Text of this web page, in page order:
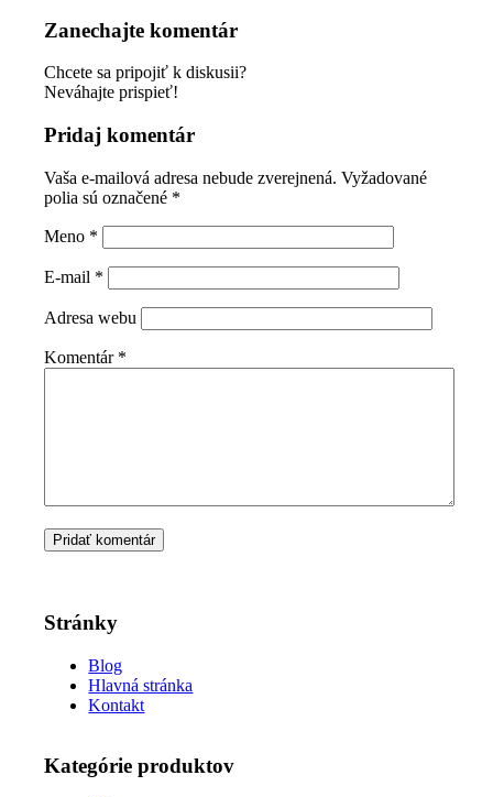
Zanechajte komentár
Chcete sa pripojiť k diskusii?
Neváhajte prispieť!
Pridaj komentár
Vaša e-mailová adresa nebude zverejnená. Vyžadované
polia sú označené *
Meno *
E-mail *
Adresa webu
Komentár *
Stránky
Blog
Hlavná stránka
Kontakt
Kategórie produktov